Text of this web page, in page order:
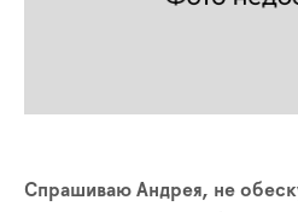
Спрашиваю Андрея, не